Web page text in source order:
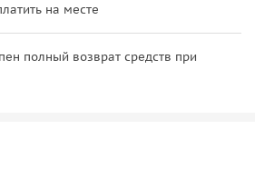
на месте
полный возврат средств при